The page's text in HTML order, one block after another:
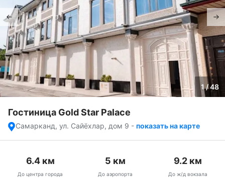
1 / 48
Гостиница Gold Star Palace
Самарканд, ул. Сайёхлар, дом 9 - показать на карте
6.4км
До центра города
5 км
До аэропорта
9.2км
До ж/д вокзала